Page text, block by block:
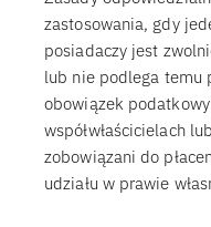
zastosowania, gdy
posiadaczy jest
lub nie podlega temu
obowiązek
współwłaścicielach
zobowiązani do
udziału w prawie